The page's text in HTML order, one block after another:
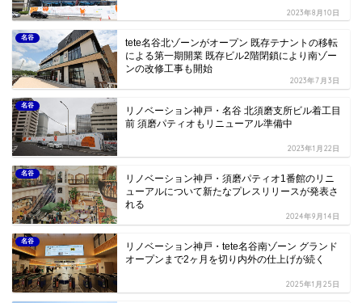
2023年8月10日
名谷
tete名谷北ゾーンがオープン 既存テナントの移転
による第一期開業 既存ビル2階閉鎖により南ゾー
ンの改修工事も開始
2023年7月3日
名谷
リノベーション神戸・名谷 北須磨支所ビル着工目
前 須磨パティオもリニューアル準備中
2023年1月22日
名谷
リノベーション神戸・須磨パティオ1番館のリニ
ューアルについて新たなプレスリリースが発表さ
れる
2024年9月14日
名谷
リノベーション神戸・tete名谷南ゾーン グランド
オープンまで2ヶ月を切り内外の仕上げが続く
2025年1月25日